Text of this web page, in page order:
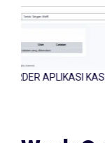
CETAKAN